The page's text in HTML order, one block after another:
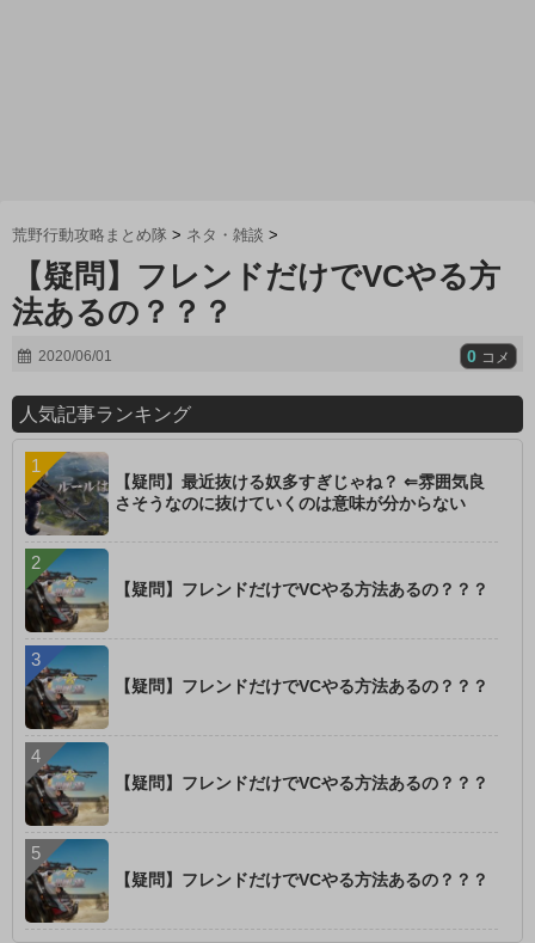
荒野行動攻略まとめ隊 > ネタ・雑談 >
【疑問】フレンドだけでVCやる方
法あるの？？？
2020/06/01 0 コメ
人気記事ランキング
【疑問】最近抜ける奴多すぎじゃね？ ⇐雰囲気良
さそうなのに抜けていくのは意味が分からない
【疑問】フレンドだけでVCやる方法あるの？？？
【疑問】フレンドだけでVCやる方法あるの？？？
【疑問】フレンドだけでVCやる方法あるの？？？
【疑問】フレンドだけでVCやる方法あるの？？？